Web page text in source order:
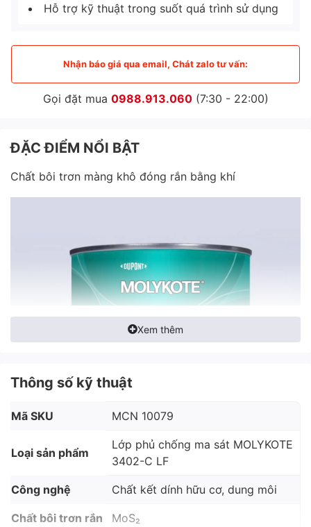
Hỗ trợ kỹ thuật trong suốt quá trình sử dụng
Nhận báo giá qua email, Chát zalo tư vấn:
Gọi đặt mua 0988.913.060(7:30 - 22:00)
ĐẶC ĐIỂM NỔI BẬT
Chất bôi trơn màng khô đóng rắn bằng khí
Thuộc tính chính
Xem thêm
Thông số kỹ thuật
Mã SKU MCN 10079
Loại sản phẩm
Lớp phủ chống ma sát MOLYKOTE
3402-C LF
Công nghệ Chất kết dính hữu cơ, dung môi
Chất bôi trơn rắn
MoS₂